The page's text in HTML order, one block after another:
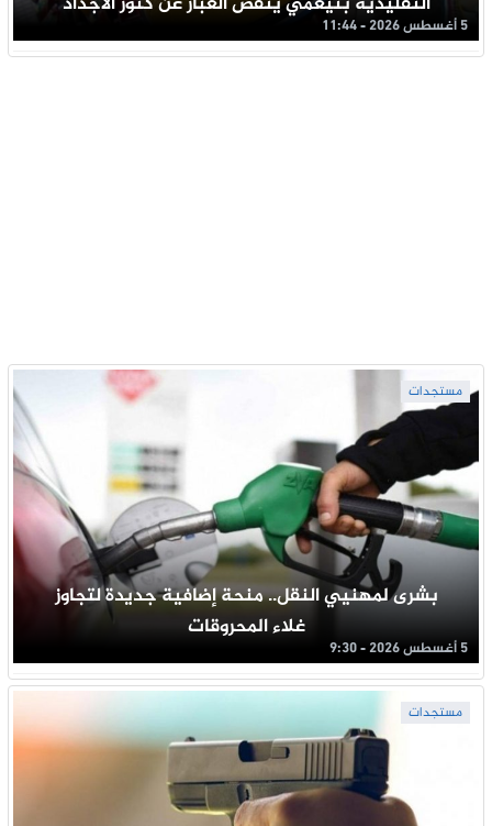
5 أغسطس 2026 - 11:44
مستجدات
بشرى لمهنيي النقل.. منحة إضافية جديدة لتجاوز
غلاء المحروقات
5 أغسطس 2026 - 9:30
مستجدات